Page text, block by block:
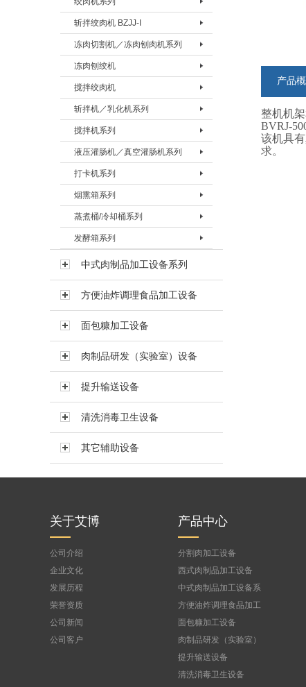
盐水注射机BZSJ-20
盐水注射机BZSJ-52
盐水注射机 BZSJ-30H
真空搅拌按摩机 BAMJ-280L
真空滚揉机BVRJ-40
真空滚揉机BVRJ-150
真空滚揉机BVRJ-280
真空滚揉机BVRJ-350
真空滚揉机BVRJ-500
真空滚揉机BVRJ-750
真空滚揉机BVRJ-1000
真空滚揉机BVRJ-1500
真空滚揉机BVRJ-3000
嫩化机BNHJ-II
嫩化机BNHJ-III
绞肉机BJRJ-82
绞肉机BJRJ-98A
绞肉机BJRJ-98B
绞肉机BJRJ-130
绞肉机BJRJ-160A
绞肉机BJRJ-160B
绞肉机BJRJ-200A
冻肉绞肉机BJRJ-200D
斩拌绞肉机 BZJJ-I
斩拌绞肉机BJZJ-40
冻肉切割机／冻肉刨肉机系列
冻肉切割机BDQJ-I
冻肉刨肉机BBRJ-II
冻肉刨绞机
冻肉刨绞机 BBJJ-130
冻肉刨绞机BBJJ-200
搅拌绞肉机
搅拌绞肉机BBJJ-80
搅拌绞肉机BBJJ-180
斩拌机／乳化机系列
斩拌机BZBJ-20
斩拌机BZBJ-40
斩拌机BZBJ-40B
斩拌机BZBJ-80
斩拌机BZBJ-80B
斩拌机BZBJ-130
斩拌机BZBJ-130B
真空斩拌机BZBJ-130V
斩拌机BZBJ-200B
斩拌机BZBJ-330B
搅拌机系列
搅拌机BJBJ-60F
搅拌机BJBJ-150F
搅拌机BJBJ-300D
搅拌机BJBJ-300FS
搅拌机BJBJ-300
搅拌机BJBJ-500
搅拌机BJBJ-750
搅拌机BJBJ-1000
搅拌机BJBJ-1500
真空搅拌机BVBJ-150F
真空搅拌机BVBJ-300FS
真空搅拌机BVBJ-300
真空搅拌机BVBJ-500
真空搅拌机BVBJ-1500
液压灌肠机／真空灌肠机系列
液压灌肠机BYGJ-20
真空灌肠机BVGJ-2000
真空灌肠机BVGJ-4000
真空灌肠机BVGJ-6000
打卡机系列
打卡机BDKJ-I
打卡机BDKJ-II-S
打卡机BDKJ-II-C
烟熏箱系列
烟熏箱BYXX-50
烟熏箱BYXX-I
烟熏箱BYXX-II
烟熏箱BYXX-III
蒸煮桶/冷却桶系列
蒸煮桶BZZT-I
蒸煮桶BZZT-II
蒸煮桶BZZT-III
蒸煮桶BZZT-IV-150
蒸煮桶BZZT-IV-300
发酵箱系列
发酵箱
中式肉制品加工设备系列
方便油炸调理食品加工设备
面包糠加工设备
肉制品研发（实验室）设备
提升输送设备
清洗消毒卫生设备
其它辅助设备
产品
整机机
BVRJ-
该机具
求。
关于艾博
公司介绍
企业文化
发展历程
荣誉资质
公司新闻
公司客户
产品中心
分割肉加工设备
西式肉制品加工设备
中式肉制品加工设备系
列
方便油炸调理食品加工
设备
面包糠加工设备
肉制品研发（实验室）
设备
提升输送设备
清洗消毒卫生设备